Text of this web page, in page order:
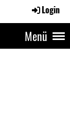
Login
Menü